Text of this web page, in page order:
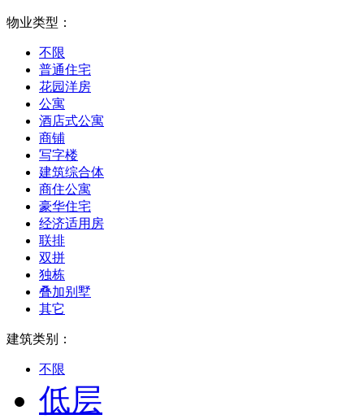
物业类型：
不限
普通住宅
花园洋房
公寓
酒店式公寓
商铺
写字楼
建筑综合体
商住公寓
豪华住宅
经济适用房
联排
双拼
独栋
叠加别墅
其它
建筑类别：
不限
低层